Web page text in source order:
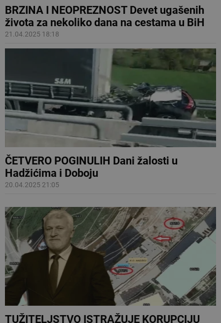
BRZINA I NEOPREZNOST Devet ugašenih
života za nekoliko dana na cestama u BiH
21.04.2025 18:18
ČETVERO POGINULIH Dani žalosti u
Hadžićima i Doboju
20.04.2025 21:05
TUŽITELJSTVO ISTRAŽUJE KORUPCIJU